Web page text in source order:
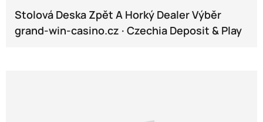
Stolová Deska Zpět A Horký Dealer Výběr
grand-win-casino.cz · Czechia Deposit & Play